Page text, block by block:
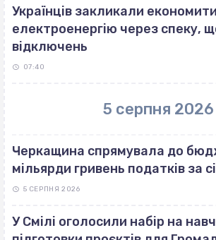
Українців закликали економити
електроенергію через спеку,
відключень
07:40
5 серпня 2026
Черкащина спрямувала до
мільярди гривень податків за
5 СЕРПНЯ 2026
У Смілі оголосили набір на